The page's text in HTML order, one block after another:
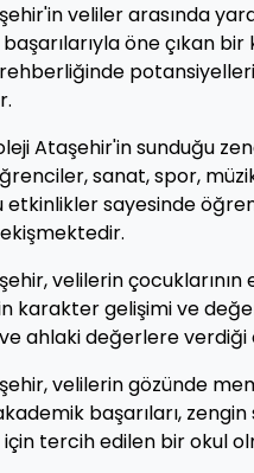
veliler arasında
öne çıkan
Ataşehir'in sunduğu
sanat, spor,
etkinlikler sayesinde
velilerin
karakter gelişimi ve
ve ahlaki değerlere
velilerin gözünde
başarıları,
tercih edilen bir okul